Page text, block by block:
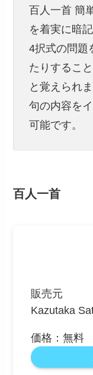
百人一首 簡
を着実に暗
4択式の問題
たりするこ
と覚えられ
句の内容を
可能です。
百人一首
販売元
Kazutaka
価格：無料